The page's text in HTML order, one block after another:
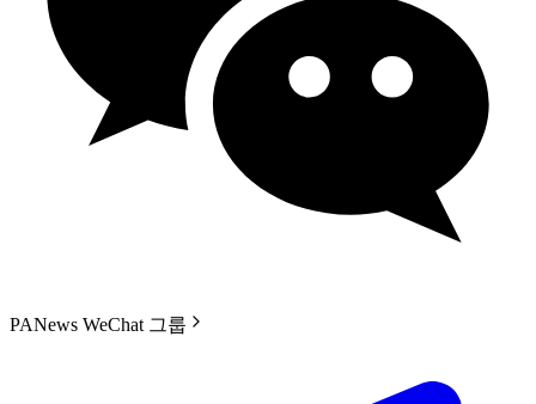
PANews WeChat 그룹